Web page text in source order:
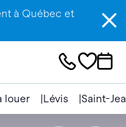
à Québec et
louer Lévis Saint-